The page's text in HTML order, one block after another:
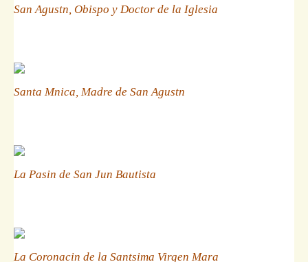
San Agustn, Obispo y Doctor de la Iglesia
Santa Mnica, Madre de San Agustn
La Pasin de San Jun Bautista
La Coronacin de la Santsima Virgen Mara